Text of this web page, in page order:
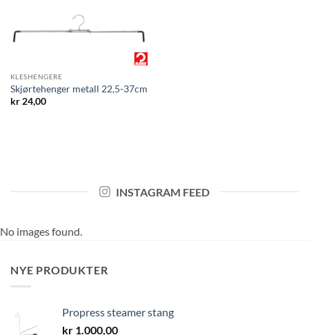
KLESHENGERE
Skjørtehenger metall 22,5-37cm
kr24,00
INSTAGRAM FEED
No images found.
NYE PRODUKTER
Propress steamer stang
kr 1.000,00